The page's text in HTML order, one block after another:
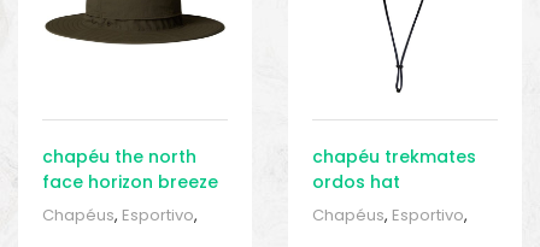
chapéu the north
face horizon breeze
brimmer
Chapéus, Esportivo,
chapéu trekmates
ordos hat
Chapéus, Esportivo,